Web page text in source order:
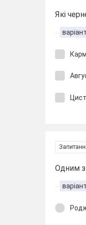
Які
Одним з